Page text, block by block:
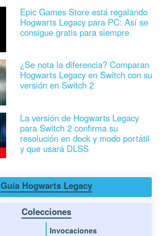
Epic Games Store está regalando
Hogwarts Legacy para PC: Así se
consigue gratis para siempre
¿Se nota la diferencia? Comparan
Hogwarts Legacy en Switch con su
versión en Switch 2
La versión de Hogwarts Legacy
para Switch 2 confirma su
resolución en dock y modo portátil
y que usará DLSS
Guía Hogwarts Legacy
Colecciones
Invocaciones